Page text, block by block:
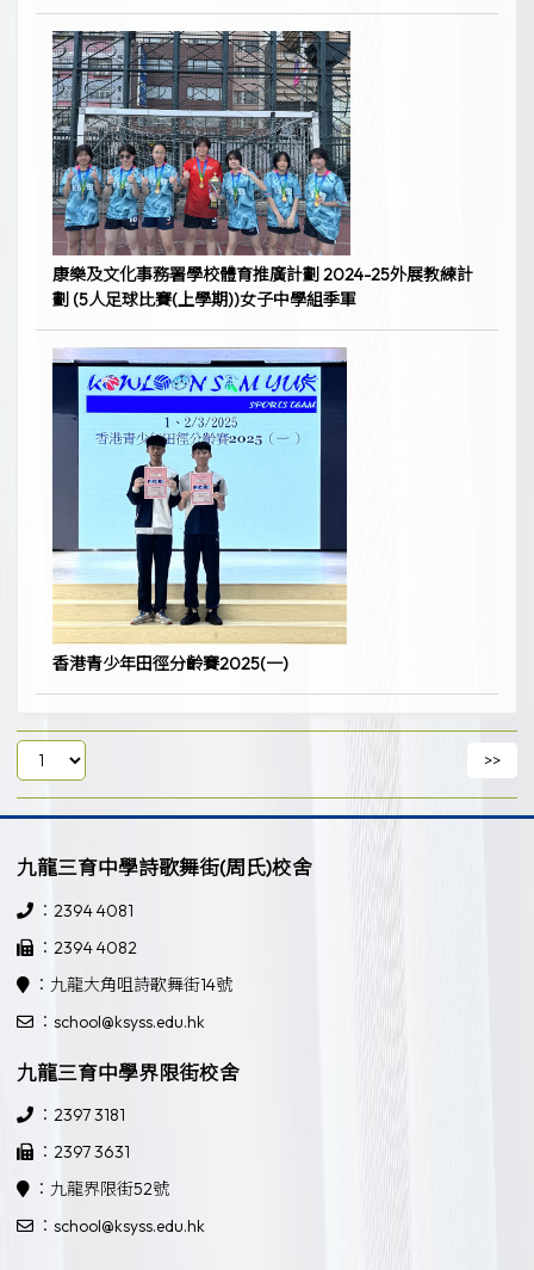
康樂及文化事務署學校體育推廣計劃 2024-25外展教練計
劃 (5人足球比賽(上學期))女子中學組季軍
香港青少年田徑分齡賽2025(一)
九龍三育中學詩歌舞街(周氏)校舍
：2394 4081
：2394 4082
：九龍大角咀詩歌舞街14號
：school@ksyss.edu.hk
九龍三育中學界限街校舍
：2397 3181
：2397 3631
：九龍界限街52號
：school@ksyss.edu.hk